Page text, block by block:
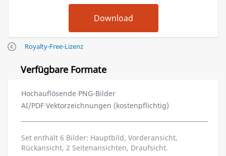
Royalty-Free-Lizenz
Verfügbare Formate
Hochauflösende PNG-Bilder
AI/PDF Vektorzeichnungen (kostenpflichtig)
Set enthält 6 Bilder: Hauptbild, Vorderansicht,
Rückansicht, 2 Seitenansichten, Draufsicht.